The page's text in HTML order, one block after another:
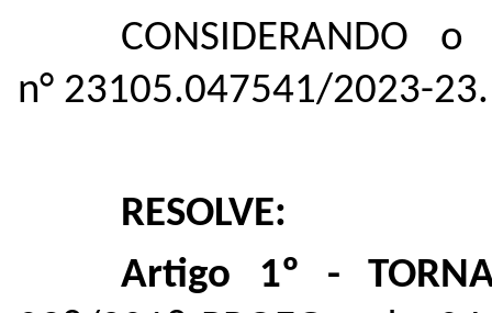
CONSIDERANDO
n° 23105.047541/2023-23.
RESOLVE:
Artigo 1º -